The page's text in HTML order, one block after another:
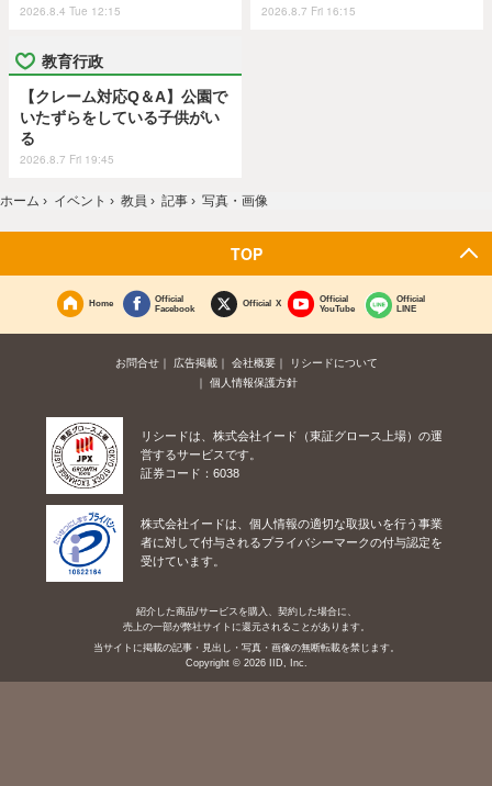
2026.8.4 Tue 12:15 2026.8.7 Fri 16:15
教育行政
【クレーム対応Q＆A】公園で
いたずらをしている子供がい
る
2026.8.7 Fri 19:45
ホーム › イベント › 教員 › 記事 › 写真・画像
TOP
Home
Official
Facebook
Official X
Official
YouTube
Official
LINE
お問合せ 広告掲載 会社概要
リシードについて
個人情報保護方針
リシードは、株式会社イード（東証グロース上場）の運
営するサービスです。
証券コード：6038
株式会社イードは、個人情報の適切な取扱いを行う事業
者に対して付与されるプライバシーマークの付与認定を
受けています。
紹介した商品/サービスを購入、契約した場合に、
売上の一部が弊社サイトに還元されることがあります。
当サイトに掲載の記事・見出し・写真・画像の無断転載を禁じます。
Copyright © 2026 IID, Inc.